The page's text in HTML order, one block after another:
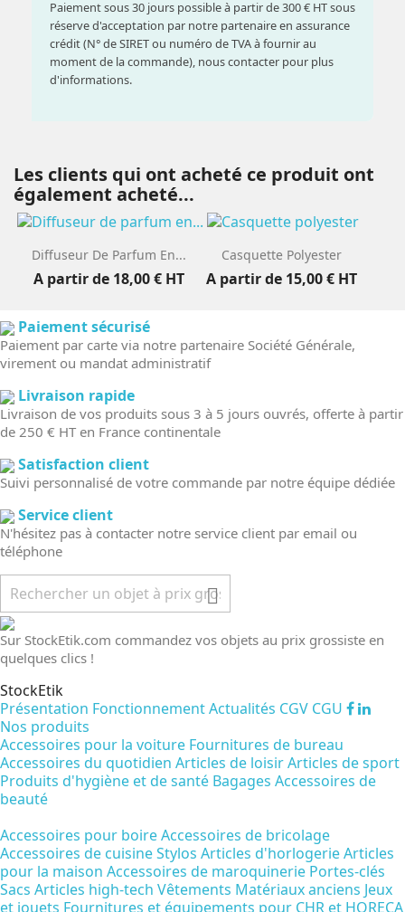
Paiement sous 30 jours possible à partir de 300 € HT sous
réserve d'acceptation par notre partenaire en assurance
crédit (N° de SIRET ou numéro de TVA à fournir au
moment de la commande), nous contacter pour plus
d'informations.
Les clients qui ont acheté ce produit ont
également acheté...
Diffuseur De Parfum En...
A partir de 18,00 € HT
Casquette Polyester
A partir de 15,00 € HT
Paiement sécurisé
Paiement par carte via notre partenaire Société Générale,
virement ou mandat administratif
Livraison rapide
Livraison de vos produits sous 3 à 5 jours ouvrés, offerte à partir
de 250 € HT en France continentale
Satisfaction client
Suivi personnalisé de votre commande par notre équipe dédiée
Service client
N'hésitez pas à contacter notre service client par email ou
téléphone

Sur StockEtik.com commandez vos objets au prix grossiste en
quelques clics !
StockEtik
Présentation FonctionnementActualités CGV CGU
Nos produits
Accessoires pour la voiture Fournitures de bureau
Accessoires du quotidien Articles de loisirArticles de sport
Produits d'hygiène et de santé Bagages Accessoires de
beauté
Accessoires pour boireAccessoires de bricolage
Accessoires de cuisineStylos Articles d'horlogerieArticles
pour la maison Accessoires de maroquinerie Portes-clés
Sacs Articles high-tech Vêtements Matériaux anciens Jeux
et jouets Fournitures et équipements pour CHR et HORECA